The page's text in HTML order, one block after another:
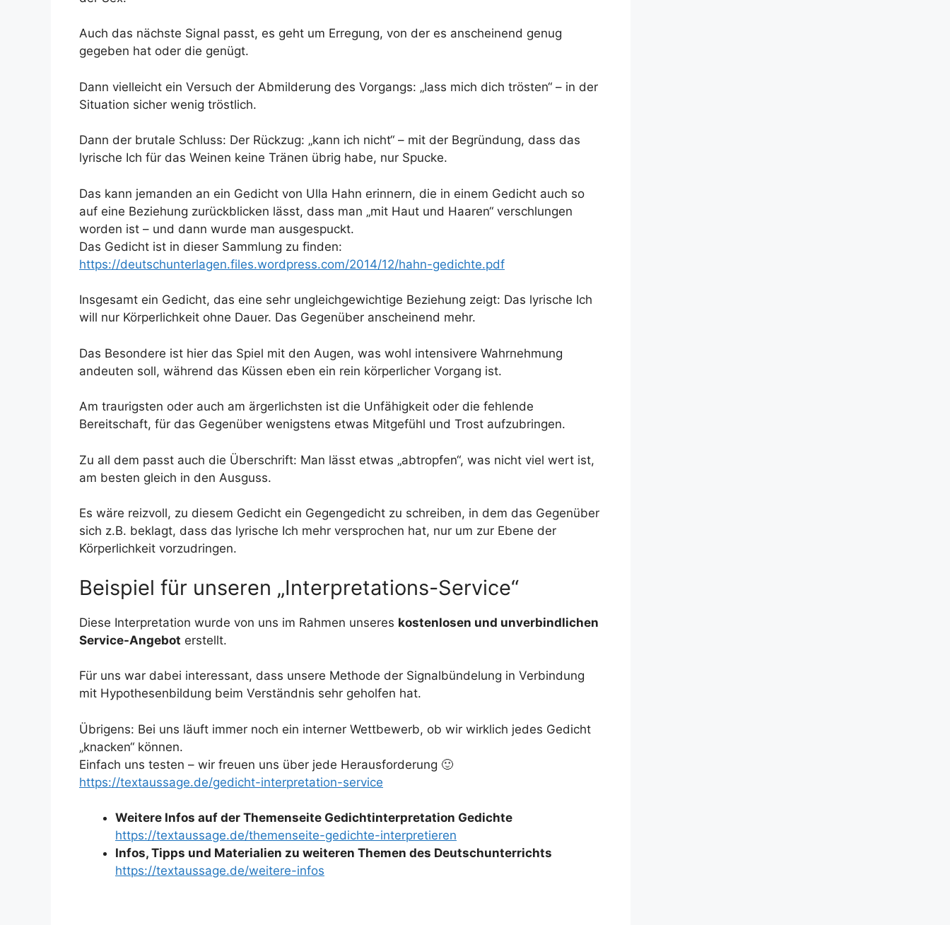
Auch das nächste Signal passt, es geht um Erregung, von der es anscheinend genug
gegeben hat oder die genügt.
Dann vielleicht ein Versuch der Abmilderung des Vorgangs: „lass mich dich trösten“ – in der
Situation sicher wenig tröstlich.
Dann der brutale Schluss: Der Rückzug: „kann ich nicht“ – mit der Begründung, dass das
lyrische Ich für das Weinen keine Tränen übrig habe, nur Spucke.
Das kann jemanden an ein Gedicht von Ulla Hahn erinnern, die in einem Gedicht auch so
auf eine Beziehung zurückblicken lässt, dass man „mit Haut und Haaren“ verschlungen
worden ist – und dann wurde man ausgespuckt.
Das Gedicht ist in dieser Sammlung zu finden:
https://deutschunterlagen.files.wordpress.com/2014/12/hahn-gedichte.pdf
Insgesamt ein Gedicht, das eine sehr ungleichgewichtige Beziehung zeigt: Das lyrische Ich
will nur Körperlichkeit ohne Dauer. Das Gegenüber anscheinend mehr.
Das Besondere ist hier das Spiel mit den Augen, was wohl intensivere Wahrnehmung
andeuten soll, während das Küssen eben ein rein körperlicher Vorgang ist.
Am traurigsten oder auch am ärgerlichsten ist die Unfähigkeit oder die fehlende
Bereitschaft, für das Gegenüber wenigstens etwas Mitgefühl und Trost aufzubringen.
Zu all dem passt auch die Überschrift: Man lässt etwas „abtropfen“, was nicht viel wert ist,
am besten gleich in den Ausguss.
Es wäre reizvoll, zu diesem Gedicht ein Gegengedicht zu schreiben, in dem das Gegenüber
sich z.B. beklagt, dass das lyrische Ich mehr versprochen hat, nur um zur Ebene der
Körperlichkeit vorzudringen.
Beispiel für unseren „Interpretations-Service“
Diese Interpretation wurde von uns im Rahmen unseres kostenlosen und unverbindlichen
Service-Angebot erstellt.
Für uns war dabei interessant, dass unsere Methode der Signalbündelung in Verbindung
mit Hypothesenbildung beim Verständnis sehr geholfen hat.
Übrigens: Bei uns läuft immer noch ein interner Wettbewerb, ob wir wirklich jedes Gedicht
„knacken“ können.
Einfach uns testen – wir freuen uns über jede Herausforderung 🙂
https://textaussage.de/gedicht-interpretation-service
Weitere Infos auf der Themenseite Gedichtinterpretation Gedichte
https://textaussage.de/themenseite-gedichte-interpretieren
Infos, Tipps und Materialien zu weiteren Themen des Deutschunterrichts
https://textaussage.de/weitere-infos